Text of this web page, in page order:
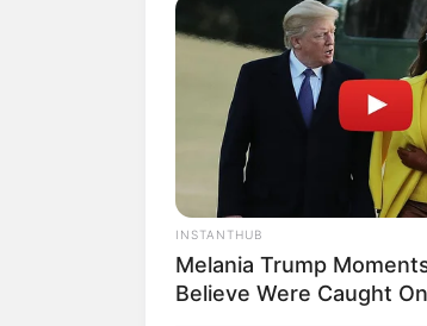
TEMAS
WHATSAPP WEB
MANTÉNGASE EN
INSTANTHUB
Melania Trump
Believe Were Caught